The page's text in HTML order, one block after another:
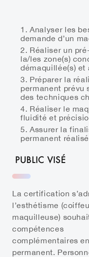
Analyser les
demande d’un
Réaliser un
la/les zone(s)
démaquillée(s) et
Préparer la
permanent prévu
des techniques
Réaliser le
fluidité et
Assurer la
permanent réalisé
PUBLIC VISÉ
La certification
l’esthétisme
maquilleuse)
compétences
complémentaires
permanent.